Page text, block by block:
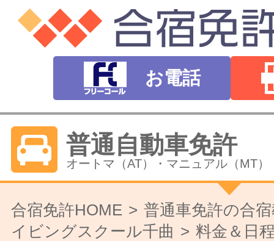
お電話
普通自動車免許
オートマ（AT）・マニュアル（MT）
バイク免許
普通二輪（中型二輪）・大型二輪
合宿免許HOME
普通車免許の合
イビングスクール千曲
料金＆日